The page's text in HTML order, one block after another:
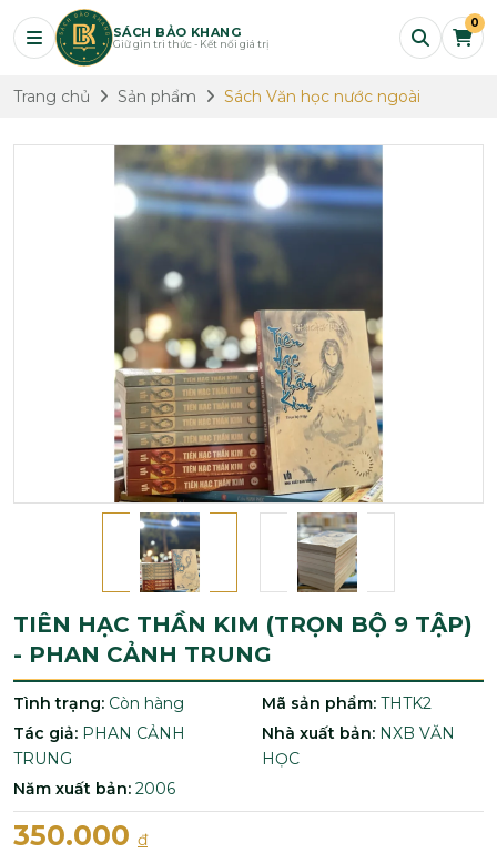
SÁCH BẢO KHANG
Giữ gìn tri thức - Kết nối giá trị
0
Trang chủ Sản phẩm Sách Văn học nước ngoài
TIÊN HẠC THẦN KIM (TRỌN BỘ 9 TẬP)
- PHAN CẢNH TRUNG
Tình trạng: Còn hàng Mã sản phẩm: THTK2
Tác giả: PHAN CẢNH
TRUNG
Nhà xuất bản: NXB VĂN
HỌC
Năm xuất bản: 2006
350.000 đ